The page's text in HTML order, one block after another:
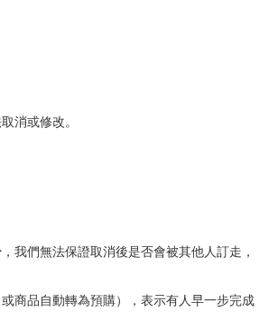
消或修改。
我們無法保證取消後是否會被其他人訂走，
商品自動轉為預購），表示有人早一步完成